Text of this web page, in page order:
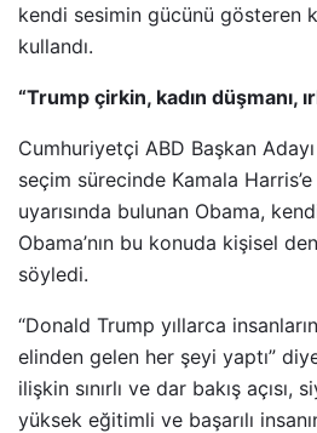
kendi sesimin gücünü gösteren
kullandı.
“Trump çirkin, kadın düşmanı,
Cumhuriyetçi ABD Başkan Adayı
seçim sürecinde Kamala Harris’e
uyarısında bulunan Obama,
Obama’nın bu konuda kişisel
söyledi.
“Donald Trump yıllarca
elinden gelen her şeyi yaptı”
ilişkin sınırlı ve dar bakış açısı,
yüksek eğitimli ve başarılı